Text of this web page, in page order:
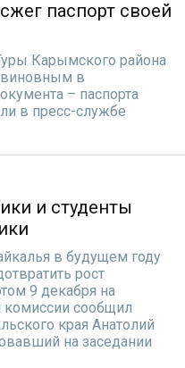
паспорт своей
Карымского района
виновным в
– паспорта
в пресс-службе
и студенты
в будущем году
рост
9 декабря на
комиссии сообщил
края Анатолий
на заседании